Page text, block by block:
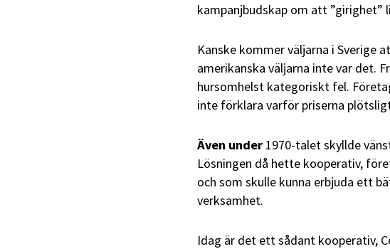
kampanjbudskap om att ”girighet”
Kanske kommer väljarna i Sverige
amerikanska väljarna inte var det.
hursomhelst kategoriskt fel.
inte förklara varför priserna
Även under 1970-talet skyllde
Lösningen då hette kooperativ,
och som skulle kunna erbjuda ett
verksamhet.
Idag är det ett sådant kooperativ,